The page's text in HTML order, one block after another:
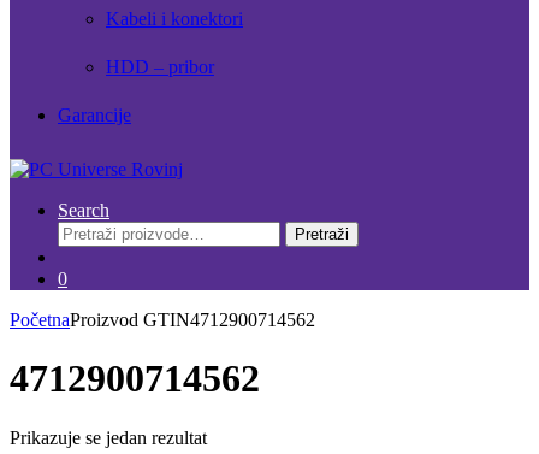
Kabeli i konektori
HDD – pribor
Garancije
Search
Pretraži:
Pretraži
0
PočetnaProizvod GTIN4712900714562
4712900714562
Prikazuje se jedan rezultat